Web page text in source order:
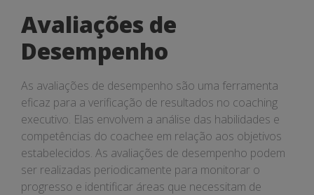
Avaliações de
Desempenho
As avaliações de desempenho são uma ferramenta
eficaz para a verificação de resultados no coaching
executivo. Elas envolvem a análise das habilidades e
competências do coachee em relação aos objetivos
estabelecidos. As avaliações de desempenho podem
ser realizadas periodicamente para monitorar o
progresso e identificar áreas que necessitam de